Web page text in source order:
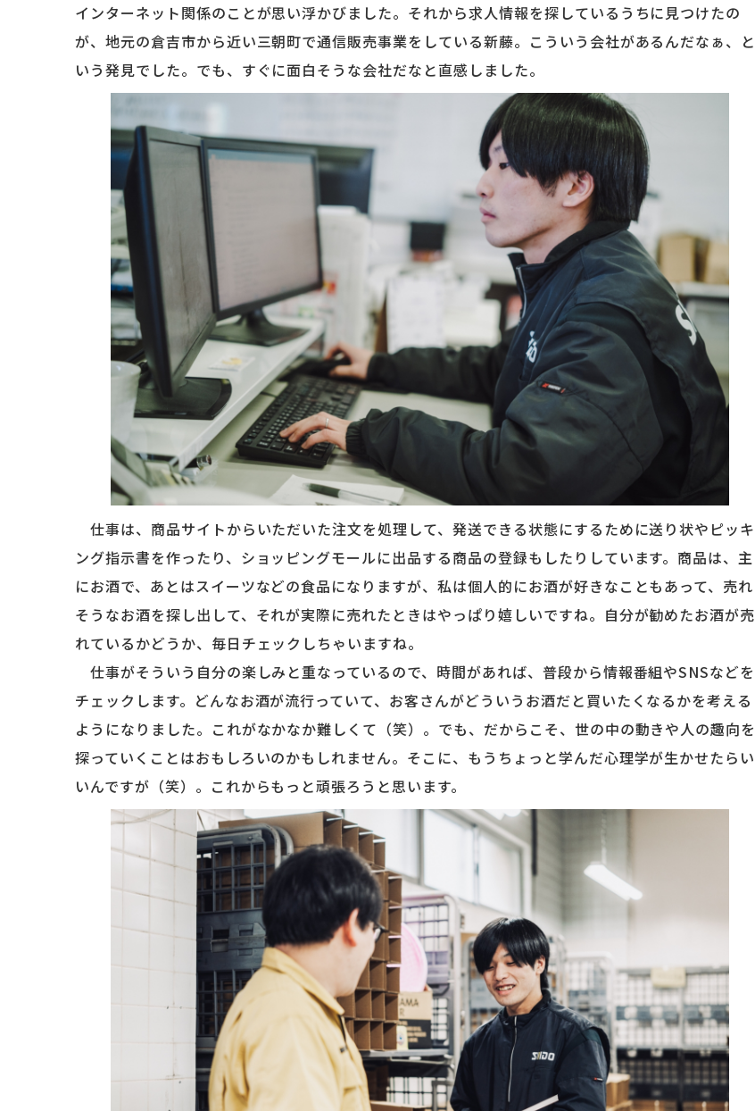
インターネット関係のことが思い浮かびました。それから求人情報を探しているうちに見つけたの
が、地元の倉吉市から近い三朝町で通信販売事業をしている新藤。こういう会社があるんだなぁ、と
いう発見でした。でも、すぐに面白そうな会社だなと直感しました。
仕事は、商品サイトからいただいた注文を処理して、発送できる状態にするために送り状やピッキ
ング指示書を作ったり、ショッピングモールに出品する商品の登録もしたりしています。商品は、主
にお酒で、あとはスイーツなどの食品になりますが、私は個人的にお酒が好きなこともあって、売れ
そうなお酒を探し出して、それが実際に売れたときはやっぱり嬉しいですね。自分が勧めたお酒が売
れているかどうか、毎日チェックしちゃいますね。
仕事がそういう自分の楽しみと重なっているので、時間があれば、普段から情報番組やSNSなどを
チェックします。どんなお酒が流行っていて、お客さんがどういうお酒だと買いたくなるかを考える
ようになりました。これがなかなか難しくて（笑）。でも、だからこそ、世の中の動きや人の趣向を
探っていくことはおもしろいのかもしれません。そこに、もうちょっと学んだ心理学が生かせたらい
いんですが（笑）。これからもっと頑張ろうと思います。